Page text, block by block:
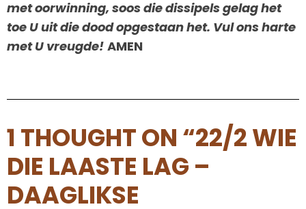
met oorwinning, soos die dissipels gelag het
toe U uit die dood opgestaan het. Vul ons harte
met U vreugde! AMEN
1 THOUGHT ON “22/2 WIE
DIE LAASTE LAG –
DAAGLIKSE